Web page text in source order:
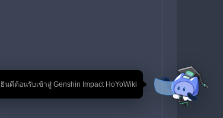
🎉 ยินดีต้อนรับเข้าสู่ Genshin Impact HoYoWiki